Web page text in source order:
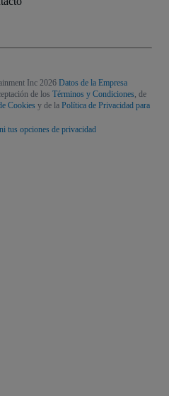
Inc 2026 Datos de la Empresa
de los Términos y Condiciones, de
Cookies y de la Política de Privacidad para
tus opciones de privacidad